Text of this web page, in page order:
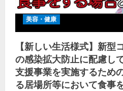
美容・健康
【新しい生活様式】新型
の感染拡大防止に配慮し
支援事業を実施するため
る居場所等において食事